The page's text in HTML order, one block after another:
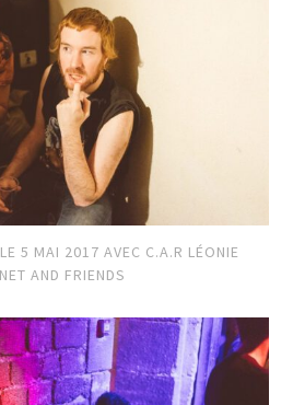
5 MAI 2017 AVEC C.A.R LÉONIE
AND FRIENDS